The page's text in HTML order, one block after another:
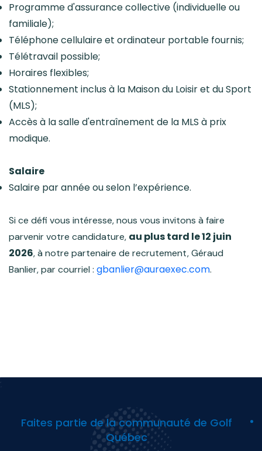
Programme d'assurance collective (individuelle ou
familiale);
Téléphone cellulaire et ordinateur portable fournis;
Télétravail possible;
Horaires flexibles;
Stationnement inclus à la Maison du Loisir et du Sport
(MLS);
Accès à la salle d'entraînement de la MLS à prix
modique.
Salaire
Salaire par année ou selon l’expérience.
Si ce défi vous intéresse, nous vous invitons à faire
parvenir votre candidature, au plus tard le 12 juin
2026, à notre partenaire de recrutement, Géraud
Banlier, par courriel : gbanlier@auraexec.com.
Faites partie de la communauté de Golf
Québec